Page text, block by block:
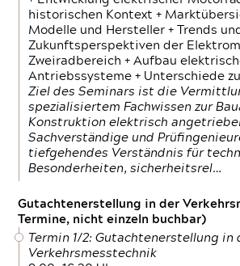
historischen Kontext +
Modelle und Hersteller + Trends
Zukunftsperspektiven der
Zweiradbereich + Aufbau
Antriebssysteme + Unterschiede
Ziel des Seminars ist die
spezialisiertem Fachwissen zur
Konstruktion elektrisch
Sachverständige und
tiefgehendes Verständnis für
Besonderheiten, sicherheitsrel…
Gutachtenerstellung in der
Termine, nicht einzeln buchbar)
Termin 1/2: Gutachtenerstellung in
Verkehrsmesstechnik